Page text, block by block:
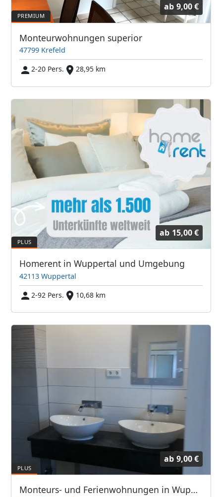
ab 9,00 €
Monteurwohnungen superior
47799 Krefeld
2-20 Pers.
28,95 km
ab 15,00 €
Homerent in Wuppertal und Umgebung
42113 Wuppertal
2-92 Pers.
10,68 km
ab 9,00 €
Monteurs- und Ferienwohnungen in Wuppertal